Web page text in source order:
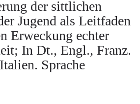
der sittlichen
Jugend als Leitfaden
Erweckung echter
In Dt., Engl., Franz.
Sprache